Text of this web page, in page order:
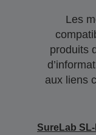
Les
produits
aux liens
SureLab SL-